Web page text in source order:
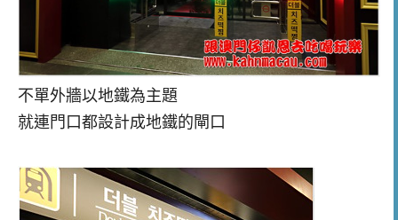
不單外牆以地鐵為主題
就連門口都設計成地鐵的閘口